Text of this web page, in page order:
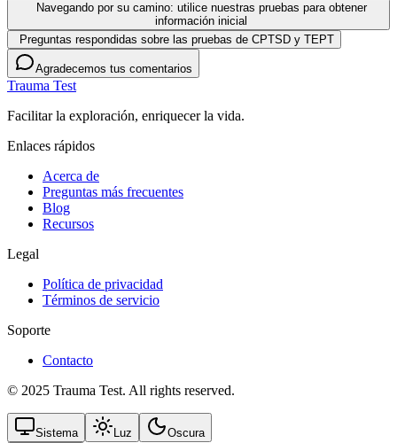
Navegando por su camino: utilice nuestras pruebas para obtener
información inicial
Preguntas respondidas sobre las pruebas de CPTSD y TEPT
Agradecemos tus comentarios
Trauma Test
Facilitar la exploración, enriquecer la vida.
Enlaces rápidos
Acerca de
Preguntas más frecuentes
Blog
Recursos
Legal
Política de privacidad
Términos de servicio
Soporte
Contacto
© 2025 Trauma Test. All rights reserved.
Sistema Luz Oscura